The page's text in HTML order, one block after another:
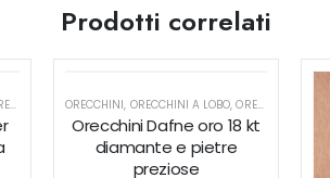
Prodotti correlati
,ORECCHINI MINIMAL ,ORECCHINI PUNTO LUCE
ORECCHINI, ORECCHINI A LOBO,ORECCHINI PUNTO LUCE
Orecchini Dafne oro 18 kt
diamante e pietre
preziose